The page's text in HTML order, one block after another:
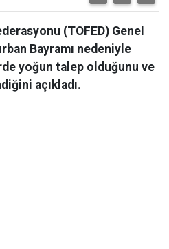
(TOFED) Genel
Bayramı nedeniyle
yoğun talep olduğunu ve
açıkladı.